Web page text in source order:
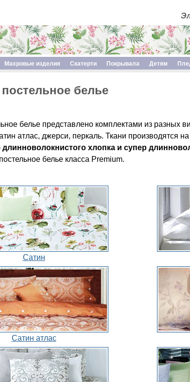
Махровые изделия Скатерти Покрывала Детям
белье
белье представлено комплектами из разных
атлас, джерси, перкаль. Ткани производятся
длинноволокнистого хлопка и супер
белье класса Premium.
Сатин
Сатин атлас